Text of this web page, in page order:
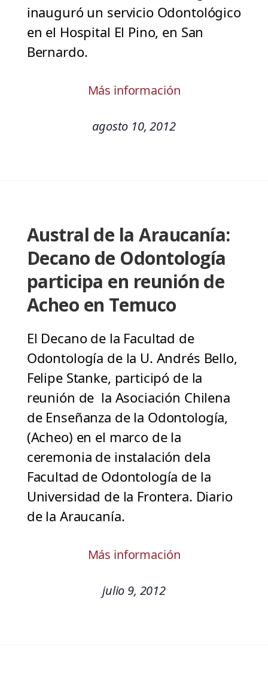
inauguró un servicio Odontológico
en el Hospital El Pino, en San
Bernardo.
Más información
agosto 10, 2012
Austral de la Araucanía:
Decano de Odontología
participa en reunión de
Acheo en Temuco
El Decano de la Facultad de
Odontología de la U. Andrés Bello,
Felipe Stanke, participó de la
reunión de la Asociación Chilena
de Enseñanza de la Odontología,
(Acheo) en el marco de la
ceremonia de instalación dela
Facultad de Odontología de la
Universidad de la Frontera. Diario
de la Araucanía.
Más información
julio 9, 2012